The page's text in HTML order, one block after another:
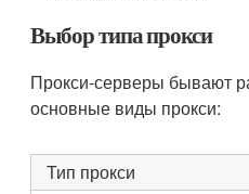
Выбор типа прокси
Прокси-серверы бывают
основные виды прокси:
Тип прокси